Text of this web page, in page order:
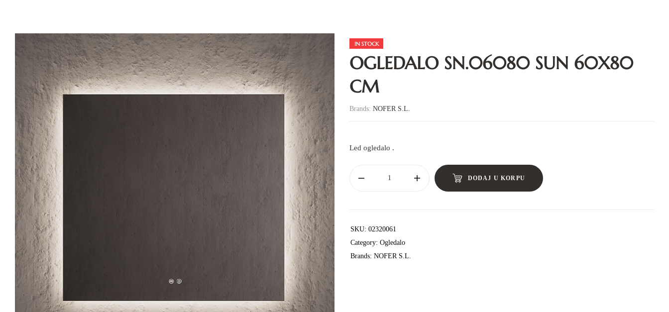
IN STOCK
OGLEDALO SN.06080 SUN 60X80
CM
Brands: NOFER S.L.
Led ogledalo .
DODAJ U KORPU
SKU: 02320061
Category: Ogledalo
Brands: NOFER S.L.